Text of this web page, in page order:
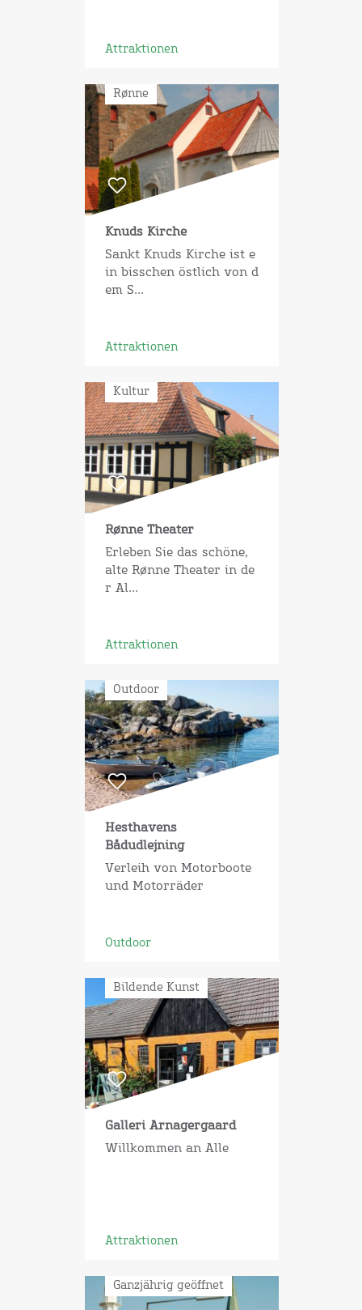
Attraktionen
Rønne
Knuds Kirche
Sankt Knuds Kirche ist e
in bisschen östlich von d
em S...
Attraktionen
Kultur
Rønne Theater
Erleben Sie das schöne,
alte Rønne Theater in de
r Al...
Attraktionen
Outdoor
Hesthavens
Bådudlejning
Verleih von Motorboote
und Motorräder
Outdoor
Bildende Kunst
Galleri Arnagergaard
Willkommen an Alle
Attraktionen
Ganzjährig geöffnet